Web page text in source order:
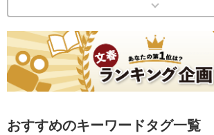
おすすめのキーワードタグ一覧